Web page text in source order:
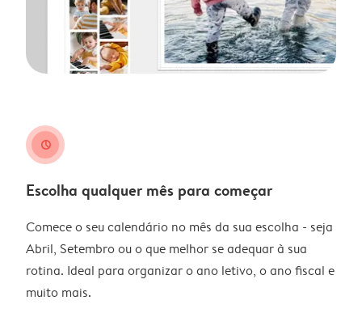
clock
Escolha qualquer mês para começar
Comece o seu calendário no mês da sua escolha - seja
Abril, Setembro ou o que melhor se adequar à sua
rotina. Ideal para organizar o ano letivo, o ano fiscal e
muito mais.